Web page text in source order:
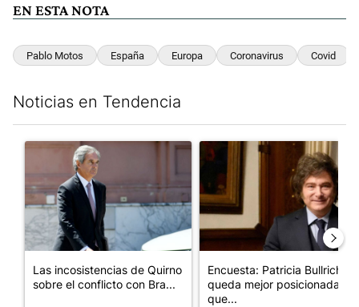
EN ESTA NOTA
Pablo Motos España Europa Coronavirus Covid
Noticias en Tendencia
Un artículo de tendencia con el título "Las incosistencias de
Las incosistencias de Quirno
sobre el conflicto con Bra...
Un artículo de tendencia
Encuesta: Patricia Bullrich
queda mejor posicionada
que...